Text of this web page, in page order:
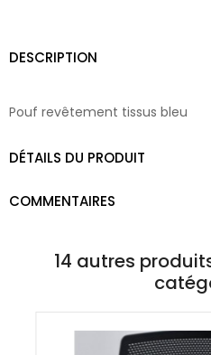
DESCRIPTION
Pouf revêtement tissus bleu
DÉTAILS DU PRODUIT
COMMENTAIRES
14 autres